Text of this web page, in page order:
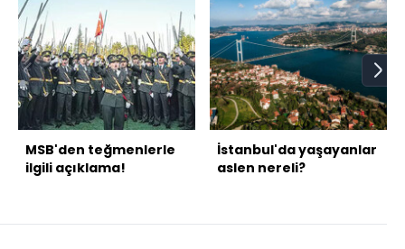
MSB'den teğmenlerle
ilgili açıklama!
İstanbul'da yaşayanlar
aslen nereli?